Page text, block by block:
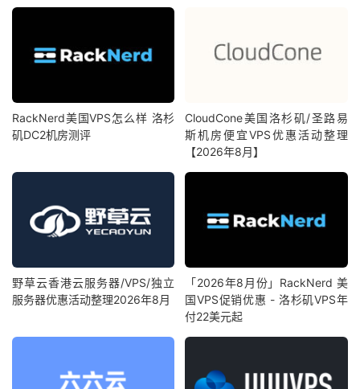
RackNerd美国VPS怎么样 洛杉
矶DC2机房测评
CloudCone美国洛杉矶/圣路易
斯机房便宜VPS优惠活动整理
【2026年8月】
野草云香港云服务器/VPS/独立
服务器优惠活动整理2026年8月
「2026年8月份」RackNerd 美
国VPS促销优惠 - 洛杉矶VPS年
付22美元起